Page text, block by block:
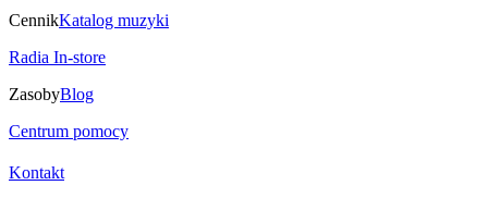
CennikKatalog muzyki
Radia In-store
ZasobyBlog
Centrum pomocy
Kontakt